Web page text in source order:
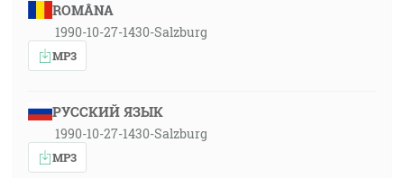
ROMÂNA
1990-10-27-1430-Salzburg
MP3
РУССКИЙ ЯЗЫК
1990-10-27-1430-Salzburg
MP3